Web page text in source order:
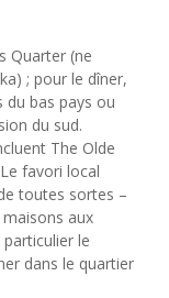
Quarter (ne
; pour le dîner,
du bas pays ou
du sud.
The Olde
favori local
toutes sortes –
aux
le
dans le quartier